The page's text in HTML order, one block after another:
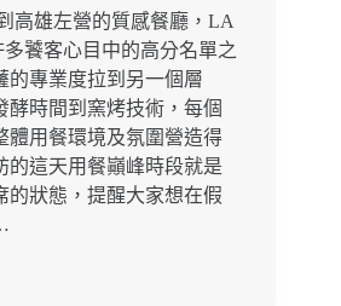
高雄左營的質感餐廳，LA
多饕客心目中的高分名單之
的專業度拉到另一個層
酵時間到窯烤技術，每個
體用餐環境及氛圍營造得
的這天用餐巓峰時段就是
的狀態，提醒大家想在假